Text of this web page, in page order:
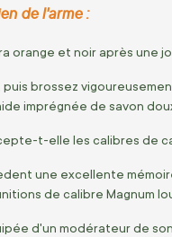
de l'arme :
orange et noir après une
puis brossez
imprégnée de savon
t-elle les calibres de
une excellente
de calibre Magnum
d'un modérateur de